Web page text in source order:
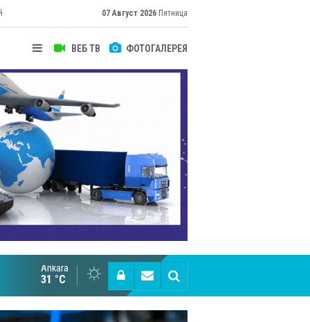
07 Август 2026 Пятница
ВЕБ ТВ ФОТОГАЛЕРЕЯ
Cottonhill покоряет мировые рынки
Ankara
31 °C